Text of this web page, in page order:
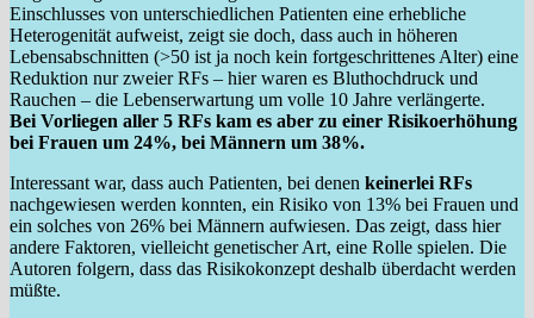
Einschlusses von unterschiedlichen Patienten eine erhebliche
Heterogenität aufweist, zeigt sie doch, dass auch in höheren
Lebensabschnitten (>50 ist ja noch kein fortgeschrittenes Alter) eine
Reduktion nur zweier RFs – hier waren es Bluthochdruck und
Rauchen – die Lebenserwartung um volle 10 Jahre verlängerte.
Bei Vorliegen aller 5 RFs kam es aber zu einer Risikoerhöhung
bei Frauen um 24%, bei Männern um 38%.
Interessant war, dass auch Patienten, bei denen keinerlei RFs
nachgewiesen werden konnten, ein Risiko von 13% bei Frauen und
ein solches von 26% bei Männern aufwiesen. Das zeigt, dass hier
andere Faktoren, vielleicht genetischer Art, eine Rolle spielen. Die
Autoren folgern, dass das Risikokonzept deshalb überdacht werden
müßte.